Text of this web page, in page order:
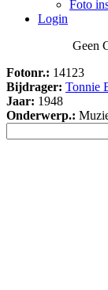
Foto
Login
Geen
Fotonr.: 14123
Bijdrager: Tonnie
Jaar: 1948
Onderwerp.: